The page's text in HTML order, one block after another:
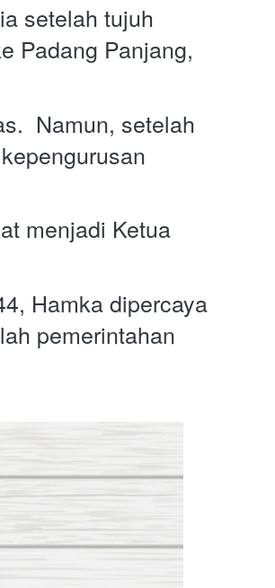
setelah tujuh
Padang Panjang,
Namun, setelah
menjadi Ketua
Hamka dipercaya
pemerintahan